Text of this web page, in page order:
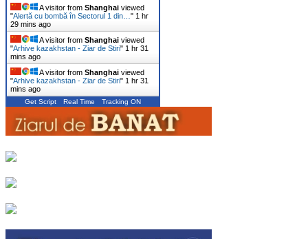
A visitor from Shanghai viewed
"Alertă cu bombă în Sectorul 1 din… " 1 hr
29 mins ago
A visitor from Shanghai viewed
"Arhive kazakhstan - Ziar de Stiri" 1 hr 31
mins ago
A visitor from Shanghai viewed
"Arhive kazakhstan - Ziar de Stiri" 1 hr 31
mins ago
Get Script Real Time Tracking ON